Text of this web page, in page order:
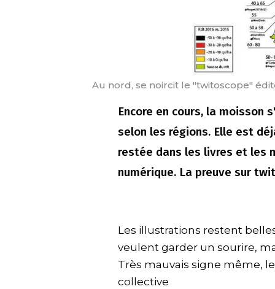
Au nord, se noircit le "twitoscope"
Encore en cours, la moisson
selon les régions. Elle est
restée dans les livres et les
numérique. La preuve sur
Les illustrations restent
veulent garder un sourire,
Très mauvais signe même,
collective